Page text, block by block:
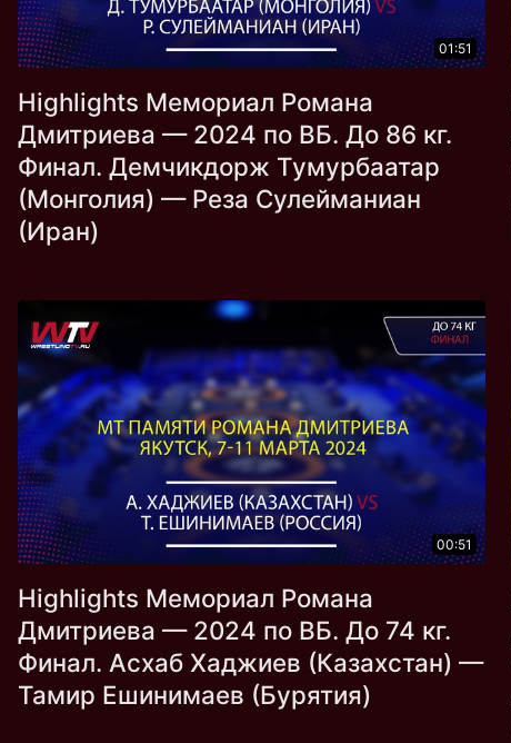
01:51
Highlights Мемориал Романа
Дмитриева — 2024 по ВБ. До 86 кг.
Финал. Демчикдорж Тумурбаатар
(Монголия) — Реза Сулейманиан
(Иран)
00:51
Highlights Мемориал Романа
Дмитриева — 2024 по ВБ. До 74 кг.
Финал. Асхаб Хаджиев (Казахстан) —
Тамир Ешинимаев (Бурятия)